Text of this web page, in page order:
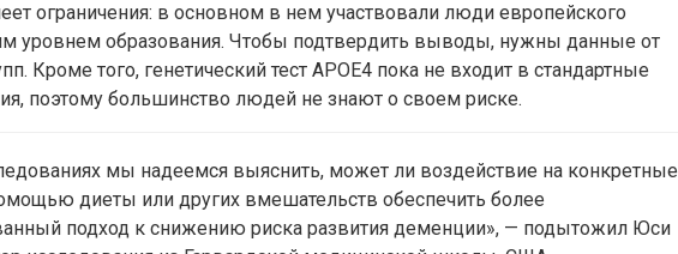
ограничения: в основном в нем участвовали люди европейского
уровнем образования. Чтобы подтвердить выводы, нужны данные от
Кроме того, генетический тест APOE4 пока не входит в стандартные
поэтому большинство людей не знают о своем риске.
мы надеемся выяснить, может ли воздействие на конкретные
диеты или других вмешательств обеспечить более
подход к снижению риска развития деменции», — подытожил Юси